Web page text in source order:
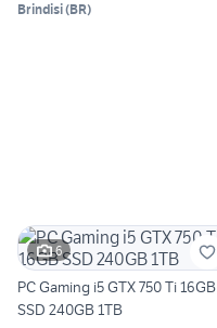
Brindisi(BR)
6
PC Gaming i5 GTX 750 Ti 16GB
SSD 240GB 1TB